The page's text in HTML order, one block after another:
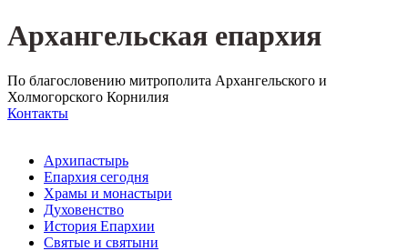
Архангельская епархия
По благословению митрополита Архангельского и
Холмогорского Корнилия
Контакты
Архипастырь
Епархия сегодня
Храмы и монастыри
Духовенство
История Епархии
Святые и святыни